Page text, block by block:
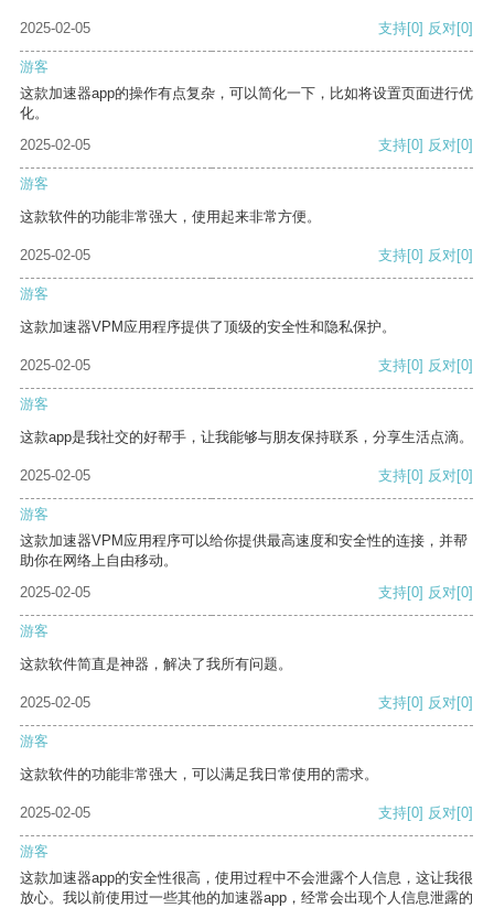
2025-02-05 支持[0] 反对[0]
游客
这款加速器app的操作有点复杂，可以简化一下，比如将设置页面进行优
化。
2025-02-05
支持[0] 反对[0]
游客
这款软件的功能非常强大，使用起来非常方便。
2025-02-05 支持[0] 反对[0]
游客
这款加速器VPM应用程序提供了顶级的安全性和隐私保护。
2025-02-05 支持[0] 反对[0]
游客
这款app是我社交的好帮手，让我能够与朋友保持联系，分享生活点滴。
2025-02-05 支持[0] 反对[0]
游客
这款加速器VPM应用程序可以给你提供最高速度和安全性的连接，并帮
助你在网络上自由移动。
2025-02-05
支持[0] 反对[0]
游客
这款软件简直是神器，解决了我所有问题。
2025-02-05 支持[0] 反对[0]
游客
这款软件的功能非常强大，可以满足我日常使用的需求。
2025-02-05 支持[0] 反对[0]
游客
这款加速器app的安全性很高，使用过程中不会泄露个人信息，这让我很
放心。我以前使用过一些其他的加速器app，经常会出现个人信息泄露的